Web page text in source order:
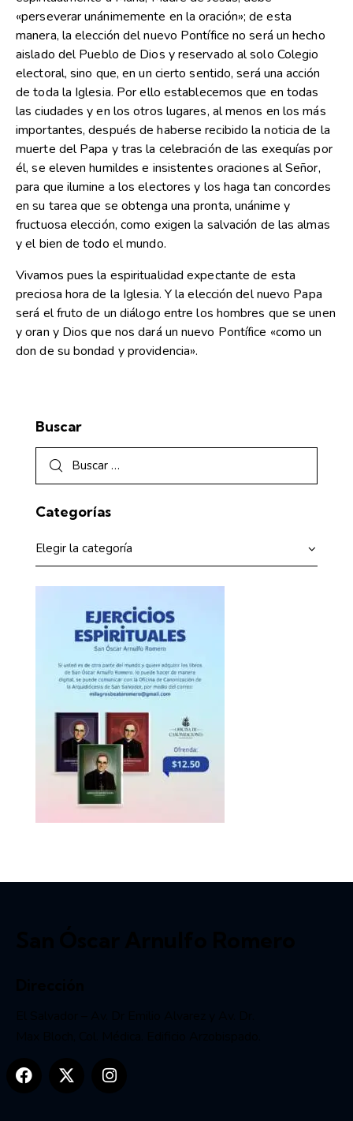
«perseverar unánimemente en la oración»; de esta
manera, la elección del nuevo Pontífice no será un hecho
aislado del Pueblo de Dios y reservado al solo Colegio
electoral, sino que, en un cierto sentido, será una acción
de toda la Iglesia. Por ello establecemos que en todas
las ciudades y en los otros lugares, al menos en los más
importantes, después de haberse recibido la noticia de la
muerte del Papa y tras la celebración de las exequías por
él, se eleven humildes e insistentes oraciones al Señor,
para que ilumine a los electores y los haga tan concordes
en su tarea que se obtenga una pronta, unánime y
fructuosa elección, como exigen la salvación de las almas
y el bien de todo el mundo.
Vivamos pues la espiritualidad expectante de esta
preciosa hora de la Iglesia. Y la elección del nuevo Papa
será el fruto de un diálogo entre los hombres que se unen
y oran y Dios que nos dará un nuevo Pontífice «como un
don de su bondad y providencia».
Buscar
Categorías